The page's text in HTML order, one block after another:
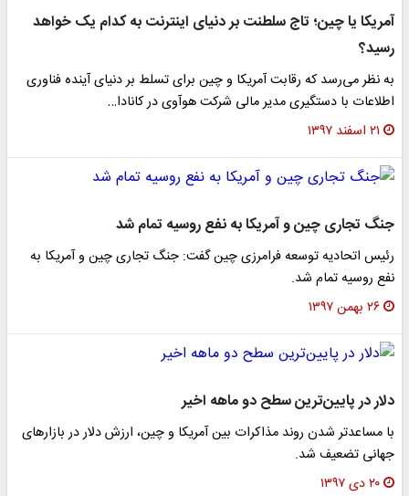
آمریکا یا چین؛ تاج سلطنت بر دنیای اینترنت به کدام یک خواهد
رسید؟
به نظر می‌رسد که رقابت آمریکا و چین برای تسلط بر دنیای آینده فناوری
اطلاعات با دستگیری مدیر مالی شرکت هوآوی در کانادا…
۲۱ اسفند ۱۳۹۷
جنگ تجاری چین و آمریکا به نفع روسیه تمام شد
رئیس اتحادیه توسعه فرامرزی چین گفت: جنگ تجاری چین و آمریکا به
نفع روسیه تمام شد.
۲۶ بهمن ۱۳۹۷
دلار در پایین‌ترین سطح دو ماهه اخیر
با مساعدتر شدن روند مذاکرات بین آمریکا و چین، ارزش دلار در بازار‌های
جهانی تضعیف شد.
۲۰ دی ۱۳۹۷